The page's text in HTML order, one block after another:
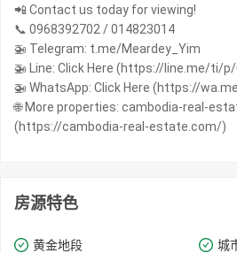
📲 Contact us today for viewing!
📞 0968392702 / 014823014
🚁 Telegram: t.me/Meardey_Yim
🚁 Line: Click Here (https://line.me/ti/
🚁 WhatsApp: Click Here (https://
🌐 More properties: cambodia-real-
(https://cambodia-real-estate.com/)
房源特色
黄金地段 城